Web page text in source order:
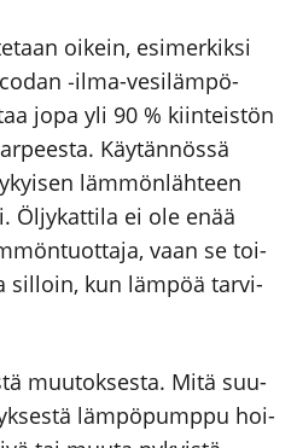
oikein, esi­mer­kik­si
‑ilma-vesi­läm­pö­
jopa yli 90 % kiin­teis­tön
Käy­tän­nös­sä
läm­mön­läh­teen
Öljy­kat­ti­la ei ole enää
vaan se toi­
sil­loin, kun läm­pöä tar­vi­
muu­tok­ses­ta. Mitä suu­
läm­pö­pump­pu hoi­